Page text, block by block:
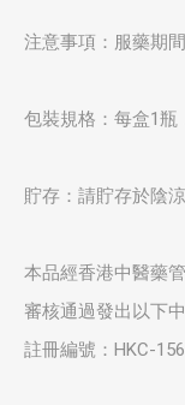
注意事項：服藥期
包裝規格：每盒1瓶
貯存：請貯存於陰
本品經香港中醫藥
審核通過發出以下
註冊編號：HKC-